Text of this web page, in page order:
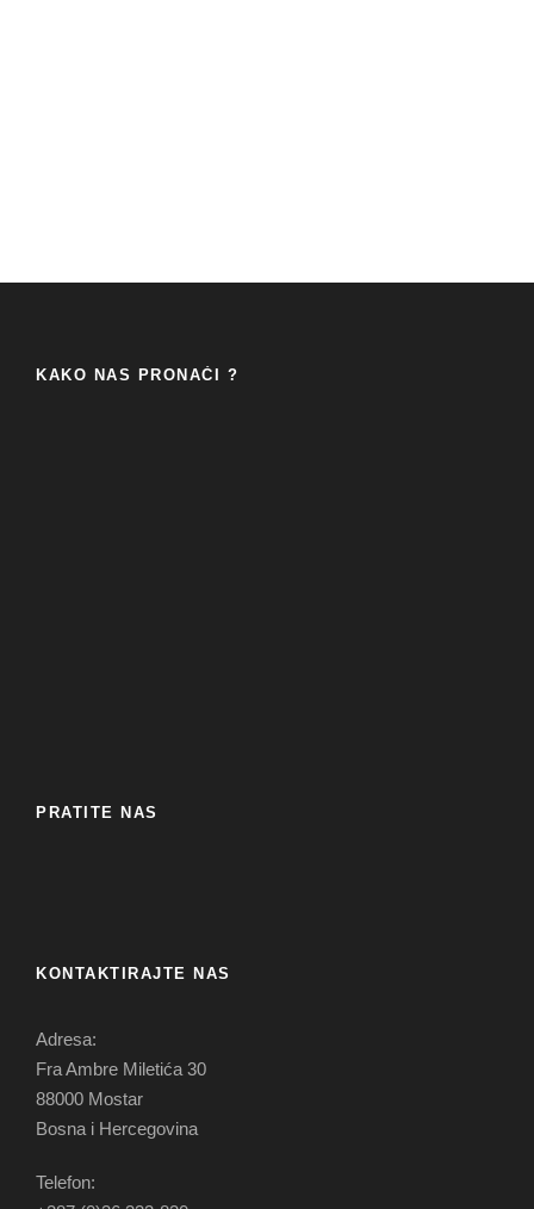
KAKO NAS PRONAĆI ?
PRATITE NAS
KONTAKTIRAJTE NAS
Adresa:
Fra Ambre Miletića 30
88000 Mostar
Bosna i Hercegovina
Telefon: